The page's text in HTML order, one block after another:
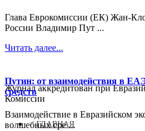
Журнал аккредитован при
Комиссии
ГЛАВНАЯ
Глава Еврокомиссии (ЕК) Жан-
России Владимир Пут ...
Читать далее...
Путин: от взаимодействия в
средств
Взаимодействие в Евразийском
волшебных сре ...